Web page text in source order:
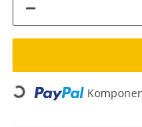
Loading...